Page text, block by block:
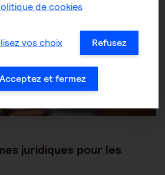
juridique
juridiques pour les
de cookies
vos choix Refusez
Acceptez et fermez